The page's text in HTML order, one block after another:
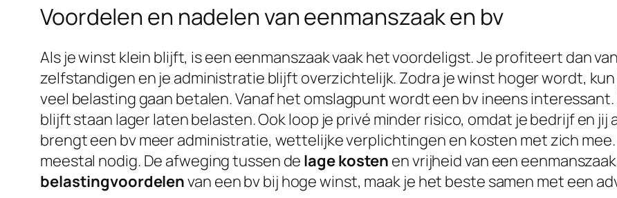
Voordelen en nadelen van eenmanszaak en bv
Als je winst klein blijft, is een eenmanszaak vaak het voordeligst. Je profiteert dan
zelfstandigen en je administratie blijft overzichtelijk. Zodra je winst hoger wordt,
veel belasting gaan betalen. Vanaf het omslagpunt wordt een bv ineens
blijft staan lager laten belasten. Ook loop je privé minder risico, omdat je bedrijf en
brengt een bv meer administratie, wettelijke verplichtingen en kosten met zich
meestal nodig. De afweging tussen de lage kosten en vrijheid van een
belastingvoordelenvan een bv bij hoge winst, maak je het beste samen met een